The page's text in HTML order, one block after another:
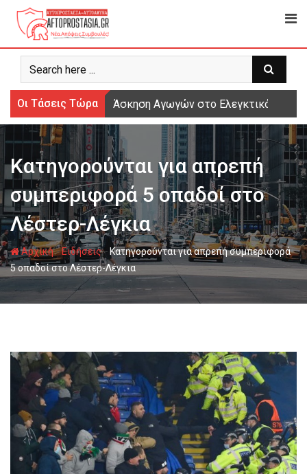
Ψάχνω
για...
Οι Τάσεις Τώρα Άσκηση Αγωγών στο Ελεγκτικό
Κατηγορούνται για απρεπή
συμπεριφορά 5 οπαδοί στο
Λέστερ-Λέγκια
Αρχική-Ειδήσεις- Κατηγορούνται για απρεπή συμπεριφορά
5 οπαδοί στο Λέστερ-Λέγκια